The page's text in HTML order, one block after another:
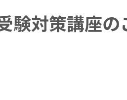
験対策講座の